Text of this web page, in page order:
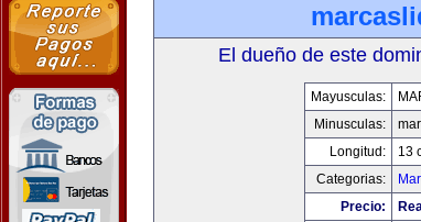
El dueño de este
Mayusculas:
Minusculas:
Longitud:
13
Categorias:
Precio: